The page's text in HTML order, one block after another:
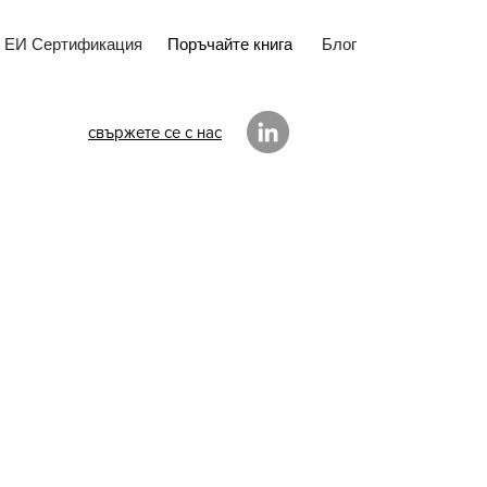
ЕИ Сертификация Поръчайте книга Блог
свържете се с нас